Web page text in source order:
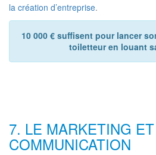
la création d’entreprise.
10 000 € suffisent pour lancer
toiletteur en louant
7. LE MARKETING
COMMUNICATION